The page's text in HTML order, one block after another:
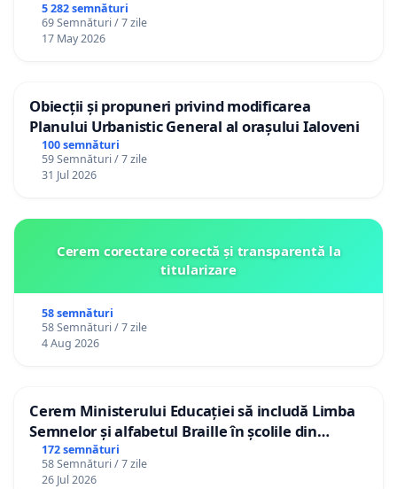
5 282 semnături
69 Semnături / 7 zile
17 May 2026
Obiecții și propuneri privind modificarea
Planului Urbanistic General al orașului Ialoveni
100 semnături
59 Semnături / 7 zile
31 Jul 2026
Cerem corectare corectă și transparentă la
titularizare
58 semnături
58 Semnături / 7 zile
4 Aug 2026
Cerem Ministerului Educației să includă Limba
Semnelor și alfabetul Braille în școlile din
Republica Moldova!
172 semnături
58 Semnături / 7 zile
26 Jul 2026